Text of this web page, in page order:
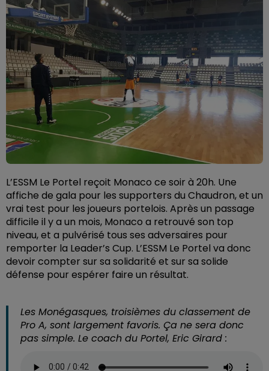
L’ESSM Le Portel reçoit Monaco ce soir à 20h. Une
affiche de gala pour les supporters du Chaudron, et un
vrai test pour les joueurs portelois. Après un passage
difficile il y a un mois, Monaco a retrouvé son top
niveau, et a pulvérisé tous ses adversaires pour
remporter la Leader’s Cup. L’ESSM Le Portel va donc
devoir compter sur sa solidarité et sur sa solide
défense pour espérer faire un résultat.
Les Monégasques, troisièmes du classement de
Pro A, sont largement favoris. Ça ne sera donc
pas simple. Le coach du Portel, Eric Girard :